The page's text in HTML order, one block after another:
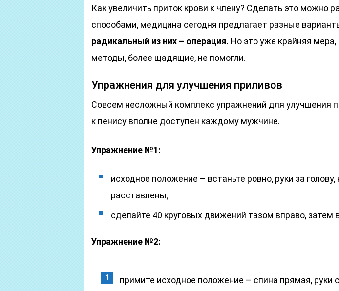
Как увеличить приток крови к члену? Сделать это можно
способами, медицина сегодня предлагает разные
радикальный из них – операция. Но это уже крайняя мера,
методы, более щадящие, не помогли.
Упражнения для улучшения приливов
Совсем несложный комплекс упражнений для улучшения
к пенису вполне доступен каждому мужчине.
Упражнение №1:
исходное положение – встаньте ровно, руки за голову,
расставлены;
сделайте 40 круговых движений тазом вправо, затем
Упражнение №2:
примите исходное положение – спина прямая, руки